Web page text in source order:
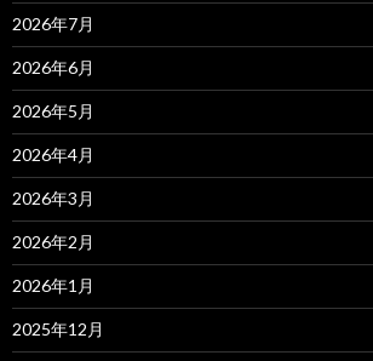
2026年7月
2026年6月
2026年5月
2026年4月
2026年3月
2026年2月
2026年1月
2025年12月